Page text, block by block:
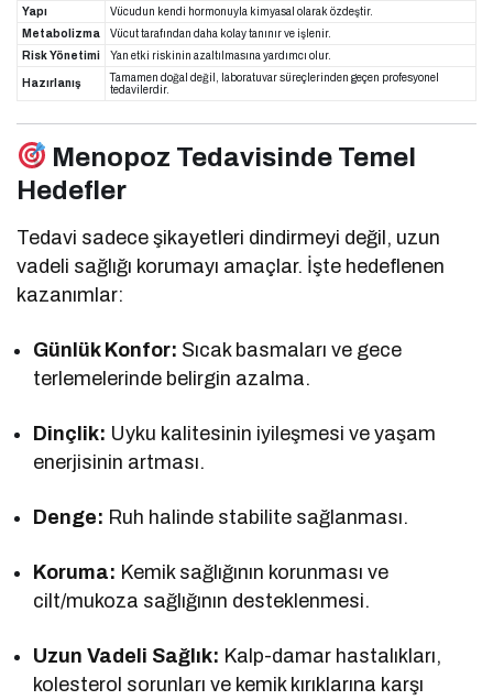
Yapı
Vücudun kendi hormonuyla kimyasal olarak özdeştir.
Metabolizma
Vücut tarafından daha kolay tanınır ve işlenir.
Risk Yönetimi
Yan etki riskinin azaltılmasına yardımcı olur.
Hazırlanış
Tamamen doğal değil, laboratuvar süreçlerinden geçen profesyonel
tedavilerdir.
Menopoz Tedavisinde Temel
Hedefler
Tedavi sadece şikayetleri dindirmeyi değil, uzun
vadeli sağlığı korumayı amaçlar. İşte hedeflenen
kazanımlar:
Günlük Konfor: Sıcak basmaları ve gece
terlemelerinde belirgin azalma.
Dinçlik: Uyku kalitesinin iyileşmesi ve yaşam
enerjisinin artması.
Denge: Ruh halinde stabilite sağlanması.
Koruma: Kemik sağlığının korunması ve
cilt/mukoza sağlığının desteklenmesi.
Uzun Vadeli Sağlık: Kalp-damar hastalıkları,
kolesterol sorunları ve kemik kırıklarına karşı